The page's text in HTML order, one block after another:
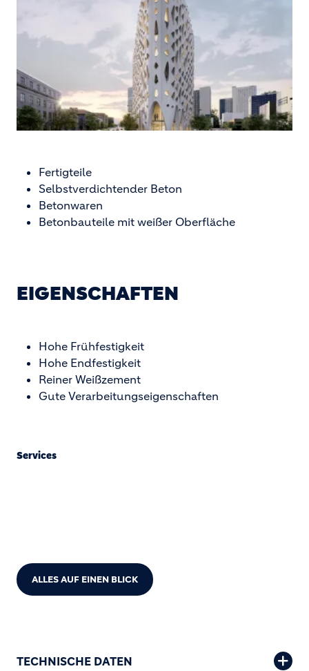
Fertigteile
Selbstverdichtender Beton
Betonwaren
Betonbauteile mit weißer Oberfläche
EIGENSCHAFTEN
Hohe Frühfestigkeit
Hohe Endfestigkeit
Reiner Weißzement
Gute Verarbeitungseigenschaften
Services
ALLES AUF EINEN BLICK
TECHNISCHE DATEN